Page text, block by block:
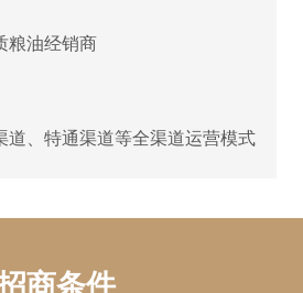
粮油经销商
道、特通渠道等全渠道运营模式
商条件